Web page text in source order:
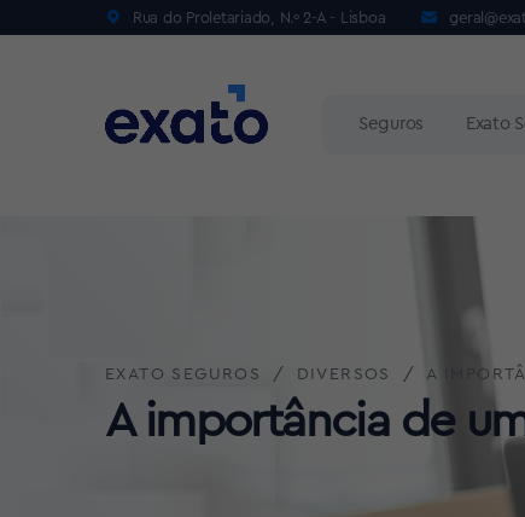
Rua do Proletariado, N.º 2-A - Lisboa
Seguros Exato
EXATO SEGUROS DIVERSOS A
A importância de